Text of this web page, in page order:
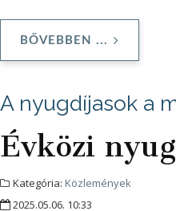
BŐVEBBEN ...
A nyugdíjasok a
Évközi
Kategória: Közlemények
2025.05.06. 10:33